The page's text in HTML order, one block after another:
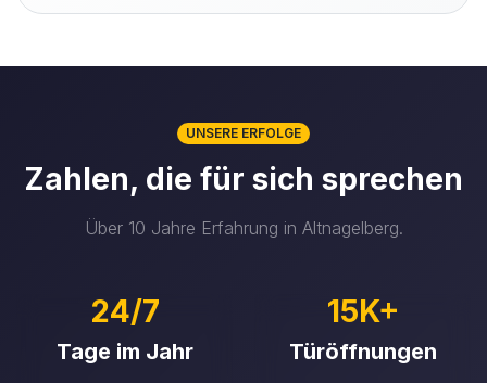
UNSERE ERFOLGE
Zahlen, die für sich sprechen
Über 10 Jahre Erfahrung in Altnagelberg.
24/7
Tage im Jahr
15K+
Türöffnungen